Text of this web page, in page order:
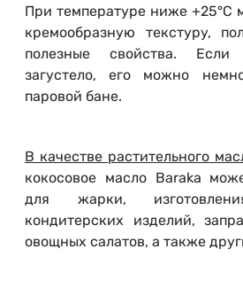
При температуре ниже +25°С
кремообразную текстуру,
полезные свойства.
загустело, его можно
паровой бане.
В качестве растительного
кокосовое масло Baraka
для жарки,
кондитерских изделий,
овощных салатов, а также